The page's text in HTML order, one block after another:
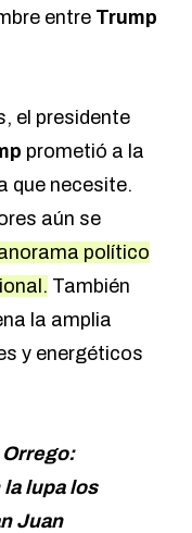
entre Trump
el presidente
prometió a la
que necesite.
aún se
político
También
la amplia
y energéticos
lupa los
Juan